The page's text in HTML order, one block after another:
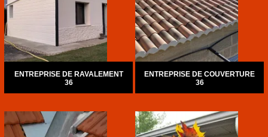
ENTREPRISE DE RAVALEMENT
36
ENTREPRISE DE COUVERTURE
36